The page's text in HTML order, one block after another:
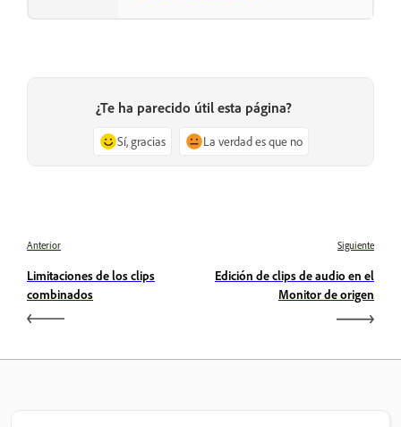
¿Te ha parecido útil esta página?
Sí, gracias La verdad es que no
Anterior
Limitaciones de los clips
combinados
Siguiente
Edición de clips de audio en el
Monitor de origen